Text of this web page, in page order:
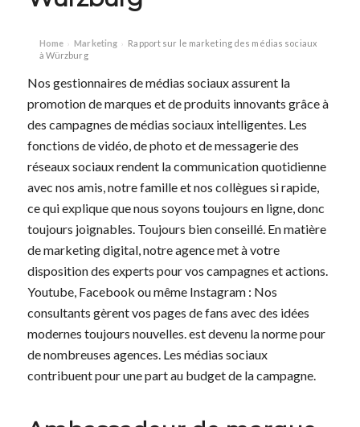
Home › Marketing › Rapport sur le marketing des médias sociaux
à Würzburg
Nos gestionnaires de médias sociaux assurent la
promotion de marques et de produits innovants grâce à
des campagnes de médias sociaux intelligentes. Les
fonctions de vidéo, de photo et de messagerie des
réseaux sociaux rendent la communication quotidienne
avec nos amis, notre famille et nos collègues si rapide,
ce qui explique que nous soyons toujours en ligne, donc
toujours joignables. Toujours bien conseillé. En matière
de marketing digital, notre agence met à votre
disposition des experts pour vos campagnes et actions.
Youtube, Facebook ou même Instagram : Nos
consultants gèrent vos pages de fans avec des idées
modernes toujours nouvelles. est devenu la norme pour
de nombreuses agences. Les médias sociaux
contribuent pour une part au budget de la campagne.